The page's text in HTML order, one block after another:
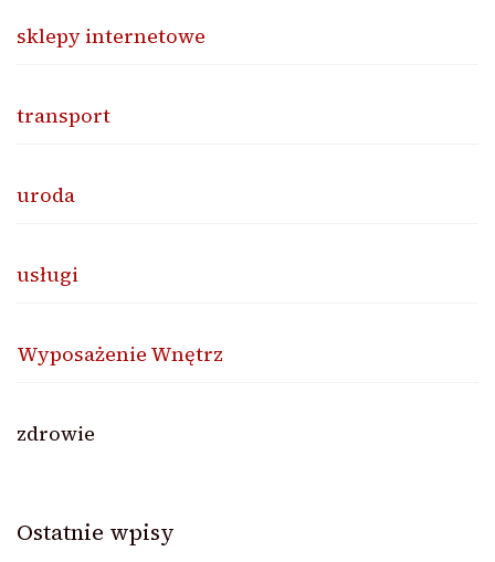
sklepy internetowe
transport
uroda
usługi
Wyposażenie Wnętrz
zdrowie
Ostatnie wpisy